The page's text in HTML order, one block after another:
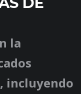
la
incluyendo